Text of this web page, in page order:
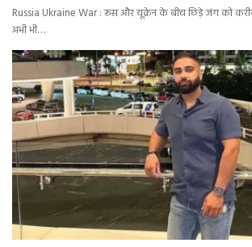
Russia Ukraine War : रूस और यूक्रेन के बीच छिड़े जंग को
अभी भी…